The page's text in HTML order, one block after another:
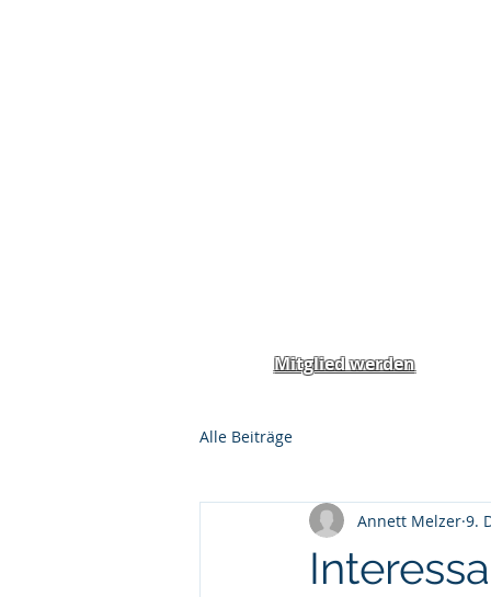
Mitglied werden
Alle Beiträge
Annett Melzer 9.